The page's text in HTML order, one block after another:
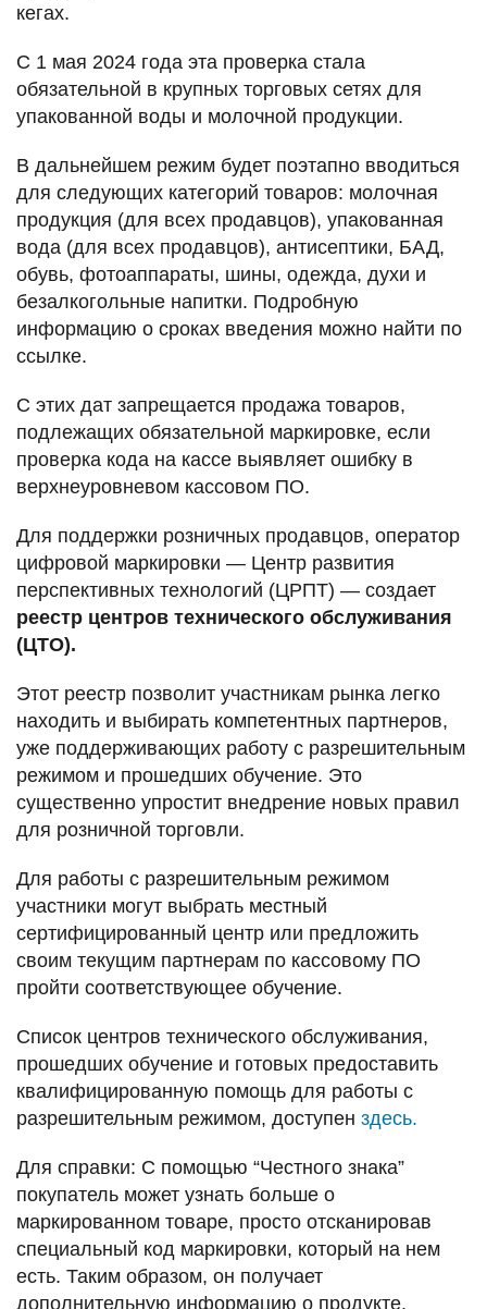
кегах.
С 1 мая 2024 года эта проверка стала
обязательной в крупных торговых сетях для
упакованной воды и молочной продукции.
В дальнейшем режим будет поэтапно вводиться
для следующих категорий товаров: молочная
продукция (для всех продавцов), упакованная
вода (для всех продавцов), антисептики, БАД,
обувь, фотоаппараты, шины, одежда, духи и
безалкогольные напитки. Подробную
информацию о сроках введения можно найти по
ссылке.
С этих дат запрещается продажа товаров,
подлежащих обязательной маркировке, если
проверка кода на кассе выявляет ошибку в
верхнеуровневом кассовом ПО.
Для поддержки розничных продавцов, оператор
цифровой маркировки — Центр развития
перспективных технологий (ЦРПТ) — создает
реестр центров технического обслуживания
(ЦТО).
Этот реестр позволит участникам рынка легко
находить и выбирать компетентных партнеров,
уже поддерживающих работу с разрешительным
режимом и прошедших обучение. Это
существенно упростит внедрение новых правил
для розничной торговли.
Для работы с разрешительным режимом
участники могут выбрать местный
сертифицированный центр или предложить
своим текущим партнерам по кассовому ПО
пройти соответствующее обучение.
Список центров технического обслуживания,
прошедших обучение и готовых предоставить
квалифицированную помощь для работы с
разрешительным режимом, доступен здесь.
Для справки: С помощью “Честного знака”
покупатель может узнать больше о
маркированном товаре, просто отсканировав
специальный код маркировки, который на нем
есть. Таким образом, он получает
дополнительную информацию о продукте.